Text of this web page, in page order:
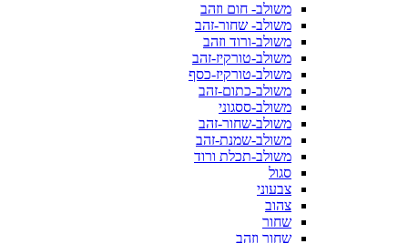
משולב- חום וזהב
משולב- שחור-זהב
משולב-ורוד וזהב
משולב-טורקיז-זהב
משולב-טורקיז-כסף
משולב-כתום-זהב
משולב-ססגוני
משולב-שחור-זהב
משולב-שמנת-זהב
משולב-תכלת ורוד
סגול
צבעוני
צהוב
שחור
שחור וזהב